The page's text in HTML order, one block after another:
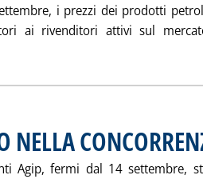
i prezzi dei prodotti
ai rivenditori attivi sul
Leggi tutta la notizia: 'LE
NELLA
Agip, fermi dal 14 settembre,